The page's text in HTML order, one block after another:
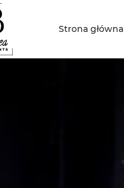
Strona główna